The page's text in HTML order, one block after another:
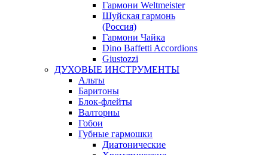
Гармони Weltmeister
Шуйская гармонь
(Россия)
Гармони Чайка
Dino Baffetti Accordions
Giustozzi
ДУХОВЫЕ ИНСТРУМЕНТЫ
Альты
Баритоны
Блок-флейты
Валторны
Гобои
Губные гармошки
Диатонические